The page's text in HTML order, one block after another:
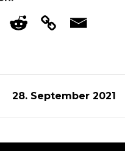
28. September 2021